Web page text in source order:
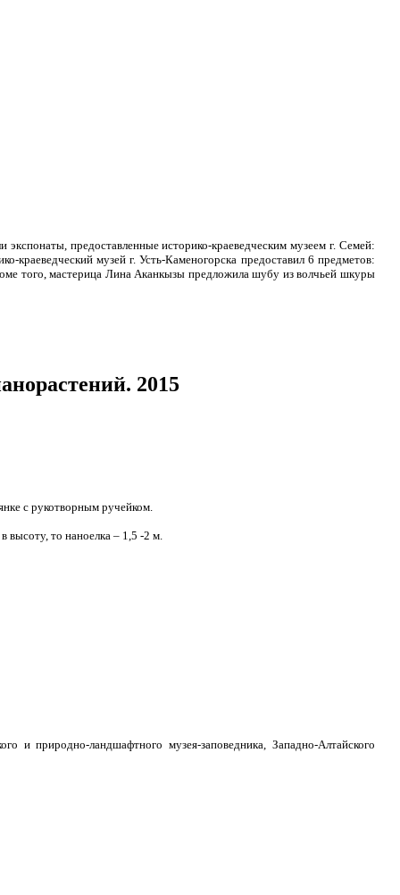
предоставленные историко-краеведческим музеем г. Семей:
краеведческий музей г. Усть-Каменогорска предоставил 6 предметов:
того, мастерица Лина Аканкызы предложила шубу из волчьей шкуры
2015
с рукотворным ручейком.
высоту, то наноелка – 1,5 -2 м.
и природно-ландшафтного музея-заповедника, Западно-Алтайского